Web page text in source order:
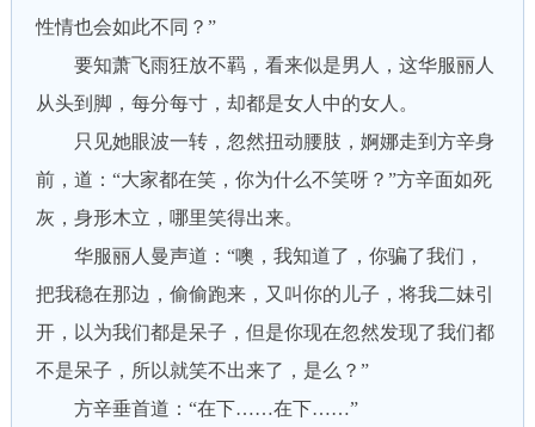
性情也会如此不同？”
要知萧飞雨狂放不羁，看来似是男人，这华服丽人
从头到脚，每分每寸，却都是女人中的女人。
只见她眼波一转，忽然扭动腰肢，婀娜走到方辛身
前，道：“大家都在笑，你为什么不笑呀？”方辛面如死
灰，身形木立，哪里笑得出来。
华服丽人曼声道：“噢，我知道了，你骗了我们，
把我稳在那边，偷偷跑来，又叫你的儿子，将我二妹引
开，以为我们都是呆子，但是你现在忽然发现了我们都
不是呆子，所以就笑不出来了，是么？”
方辛垂首道：“在下……在下……”